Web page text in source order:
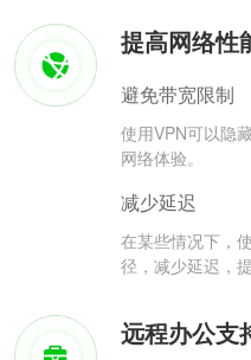
提高网络性
避免带宽限制
使用VPN可以隐
网络体验。
减少延迟
在某些情况下，
径，减少延迟，
远程办公支